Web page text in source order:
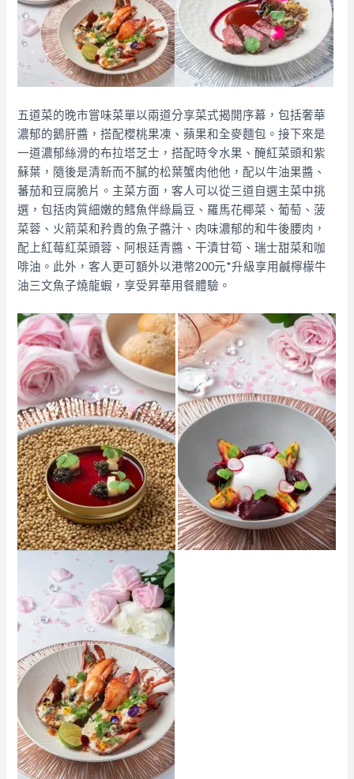
五道菜的晚市嘗味菜單以兩道分享菜式揭開序幕，包括奢華
濃郁的鵝肝醬，搭配櫻桃果凍、蘋果和全麥麵包。接下來是
一道濃郁絲滑的布拉塔芝士，搭配時令水果、醃紅菜頭和紫
蘇葉，隨後是清新而不膩的松葉蟹肉他他，配以牛油果醬、
蕃茄和豆腐脆片。主菜方面，客人可以從三道自選主菜中挑
選，包括肉質細嫩的鱈魚伴綠扁豆、羅馬花椰菜、葡萄、菠
菜蓉、火箭菜和矜貴的魚子醬汁、肉味濃郁的和牛後腰肉，
配上紅莓紅菜頭蓉、阿根廷青醬、干漬甘筍、瑞士甜菜和咖
啡油。此外，客人更可額外以港幣200元*升級享用鹹檸檬牛
油三文魚子燒龍蝦，享受昇華用餐體驗。